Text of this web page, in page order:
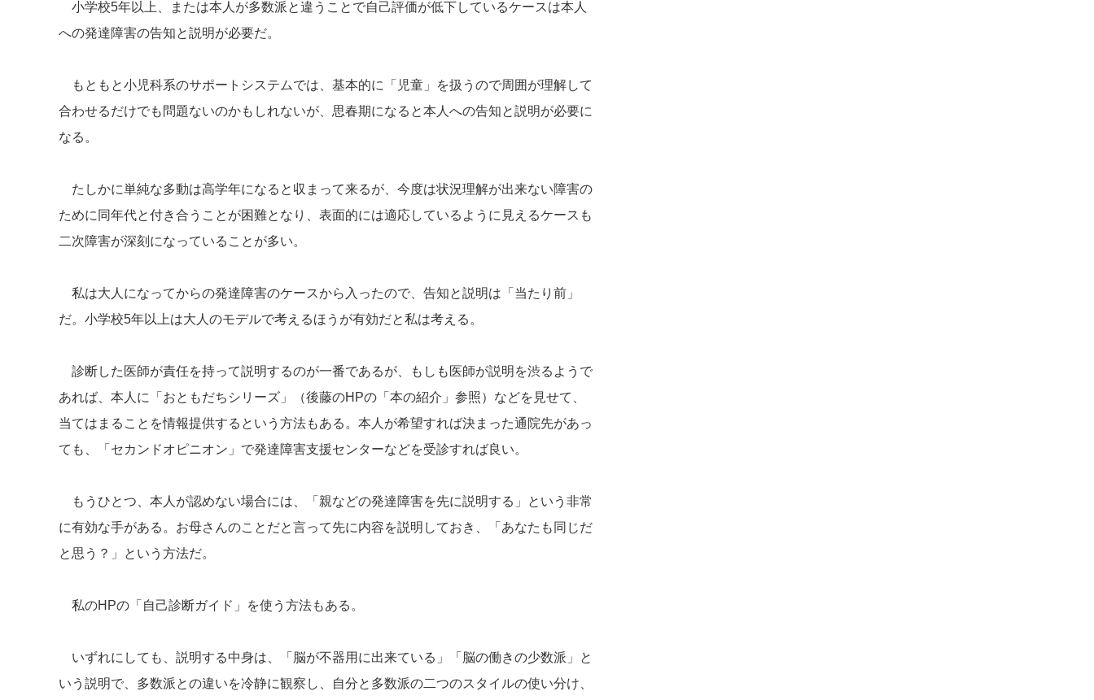
小学校5年以上、または本人が多数派と違うことで自己評価が低下しているケースは本人
への発達障害の告知と説明が必要だ。
もともと小児科系のサポートシステムでは、基本的に「児童」を扱うので周囲が理解して
合わせるだけでも問題ないのかもしれないが、思春期になると本人への告知と説明が必要に
なる。
たしかに単純な多動は高学年になると収まって来るが、今度は状況理解が出来ない障害の
ために同年代と付き合うことが困難となり、表面的には適応しているように見えるケースも
二次障害が深刻になっていることが多い。
私は大人になってからの発達障害のケースから入ったので、告知と説明は「当たり前」
だ。小学校5年以上は大人のモデルで考えるほうが有効だと私は考える。
診断した医師が責任を持って説明するのが一番であるが、もしも医師が説明を渋るようで
あれば、本人に「おともだちシリーズ」（後藤のHPの「本の紹介」参照）などを見せて、
当てはまることを情報提供するという方法もある。本人が希望すれば決まった通院先があっ
ても、「セカンドオピニオン」で発達障害支援センターなどを受診すれば良い。
もうひとつ、本人が認めない場合には、「親などの発達障害を先に説明する」という非常
に有効な手がある。お母さんのことだと言って先に内容を説明しておき、「あなたも同じだ
と思う？」という方法だ。
私のHPの「自己診断ガイド」を使う方法もある。
いずれにしても、説明する中身は、「脳が不器用に出来ている」「脳の働きの少数派」と
いう説明で、多数派との違いを冷静に観察し、自分と多数派の二つのスタイルの使い分け、